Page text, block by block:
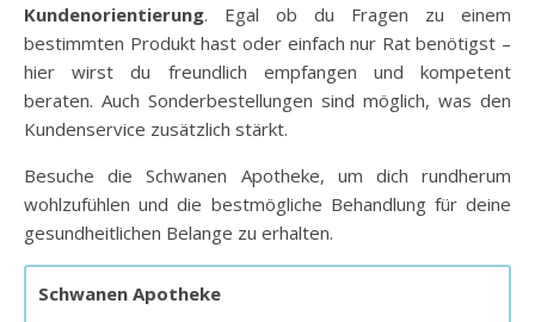
Kundenorientierung. Egal ob du Fragen zu einem
bestimmten Produkt hast oder einfach nur Rat benötigst –
hier wirst du freundlich empfangen und kompetent
beraten. Auch Sonderbestellungen sind möglich, was den
Kundenservice zusätzlich stärkt.
Besuche die Schwanen Apotheke, um dich rundherum
wohlzufühlen und die bestmögliche Behandlung für deine
gesundheitlichen Belange zu erhalten.
Schwanen Apotheke